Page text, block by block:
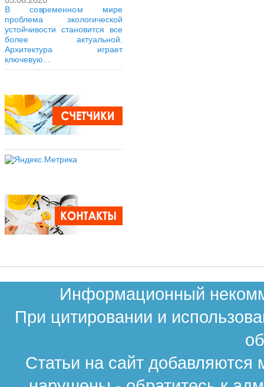
В современном мире
проблема экологической
устойчивости становится все
более актуальной.
Архитектура играет
ключевую...
Информационный
При цитировании и
Статьи на сайт